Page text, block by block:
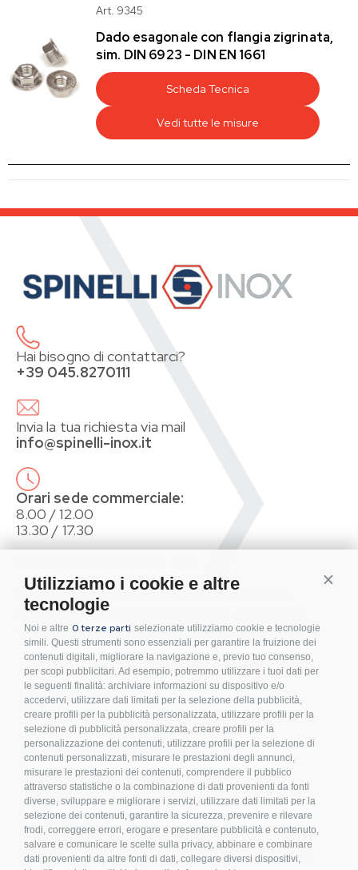
Utilizziamo i cookie e altre
tecnologie
Noi e altre 0 terze parti selezionate utilizziamo cookie e tecnologie
simili. Questi strumenti sono essenziali per garantire la fruizione dei
contenuti digitali, migliorare la navigazione e, previo tuo consenso,
per scopi pubblicitari. Ad esempio, potremmo utilizzare i tuoi dati per
le seguenti finalità: archiviare informazioni su dispositivo e/o
accedervi, utilizzare dati limitati per la selezione della pubblicità,
creare profili per la pubblicità personalizzata, utilizzare profili per la
selezione di pubblicità personalizzata, creare profili per la
personalizzazione dei contenuti, utilizzare profili per la selezione di
contenuti personalizzati, misurare le prestazioni degli annunci,
misurare le prestazioni dei contenuti, comprendere il pubblico
attraverso statistiche o la combinazione di dati provenienti da fonti
diverse, sviluppare e migliorare i servizi, utilizzare dati limitati per la
selezione dei contenuti, garantire la sicurezza, prevenire e rilevare
frodi, correggere errori, erogare e presentare pubblicità e contenuto,
salvare e comunicare le scelte sulla privacy, abbinare e combinare
dati provenienti da altre fonti di dati, collegare diversi dispositivi,
Art. 9345
Dado esagonale con flangia zigrinata,
sim. DIN 6923 - DIN EN 1661
Scheda Tecnica
Vedi tutte le misure
Hai bisogno di contattarci?
+39 045.8270111
Invia la tua richiesta via mail
info@spinelli-inox.it
Orari sede commerciale:
8.00 / 12.00
13.30 / 17.30
Distributori per il mercato B2B di Bulloneria,
Raccorderia e Accessori in Acciaio Inossidabile.
Sistemi di fissaggio per Impianti Fotovoltaici.
Condizioni d’acquisto
Privacy Policy
Cookies
Compliance
Etichettatura Ambientale
FAQ
Bulloneria
Raccorderia
Accessori per Arredo e Nautica
Sistemi di fissaggio per Impianti Fotovoltaici